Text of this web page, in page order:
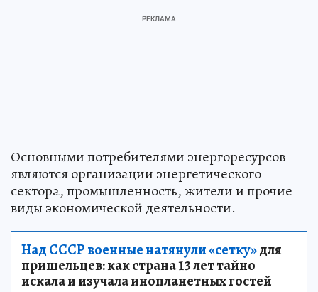
Основными потребителями энергоресурсов
являются организации энергетического
сектора, промышленность, жители и прочие
виды экономической деятельности.
Над СССР военные натянули «сетку»для
пришельцев: как страна 13 лет тайно
искала и изучала инопланетных гостей